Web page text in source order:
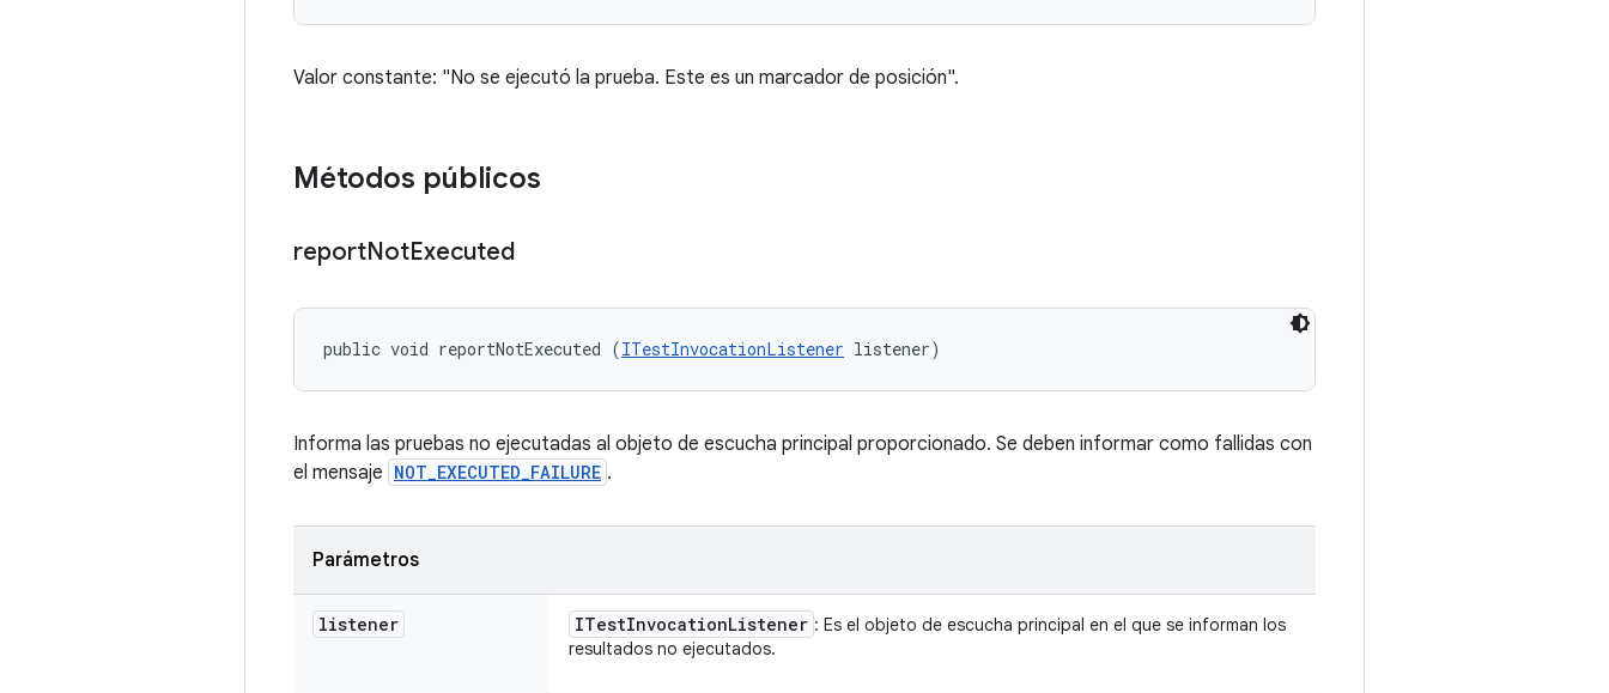
Valor constante: "No se ejecutó la prueba. Este es un marcador de posición".
Métodos públicos
reportNotExecuted
public void reportNotExecuted (ITestInvocationListener listener)
Informa las pruebas no ejecutadas al objeto de escucha principal proporcionado. Se deben informar como fallidas con
el mensaje NOT_EXECUTED_FAILURE .
Parámetros
listener ITestInvocationListener : Es el objeto de escucha principal en el que se informan los
resultados no ejecutados.